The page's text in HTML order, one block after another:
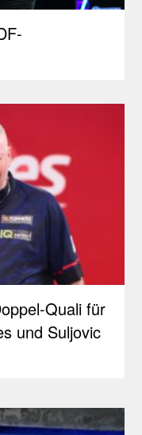
Quali für
und Suljovic